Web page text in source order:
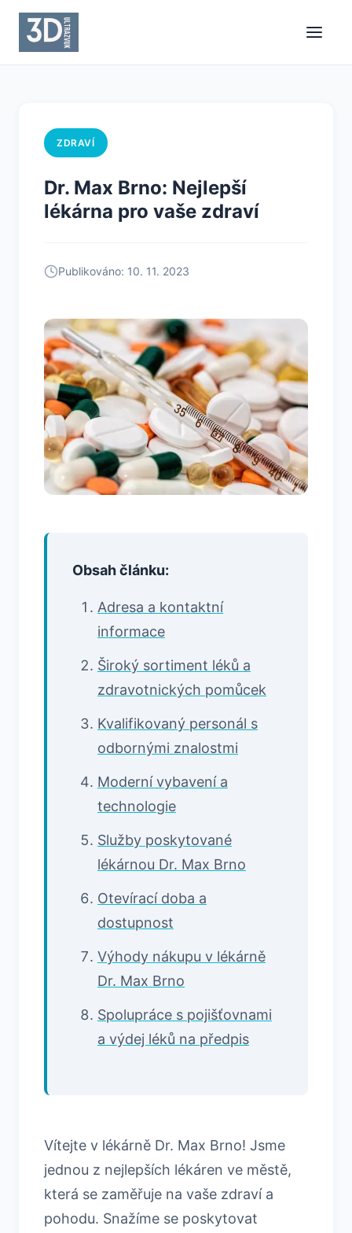
ZDRAVÍ
Dr. Max Brno: Nejlepší
lékárna pro vaše zdraví
Publikováno: 10. 11. 2023
Obsah článku:
Adresa a kontaktní
informace
Široký sortiment léků a
zdravotnických pomůcek
Kvalifikovaný personál s
odbornými znalostmi
Moderní vybavení a
technologie
Služby poskytované
lékárnou Dr. Max Brno
Otevírací doba a
dostupnost
Výhody nákupu v lékárně
Dr. Max Brno
Spolupráce s pojišťovnami
a výdej léků na předpis
Vítejte v lékárně Dr. Max Brno! Jsme
jednou z nejlepších lékáren ve městě,
která se zaměřuje na vaše zdraví a
pohodu. Snažíme se poskytovat